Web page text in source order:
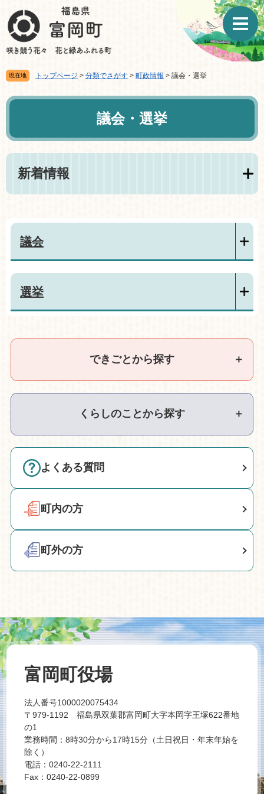
ジ
先
頭
で
ュ
を
飛
ば
て
現在地 トップページ > 分類でさがす > 町政情報 > 議会・選挙
本
議会・選挙
新着情報
議会
選挙
できごとから探す ＋
くらしのことから探す ＋
よくある質問
町内の方
町外の方
富岡町役場
法人番号1000020075434
〒979-1192 福島県双葉郡富岡町大字本岡字王塚622番地
の1
業務時間：8時30分から17時15分（土日祝日・年末年始を
除く）
電話：0240-22-2111
Fax：0240-22-0899